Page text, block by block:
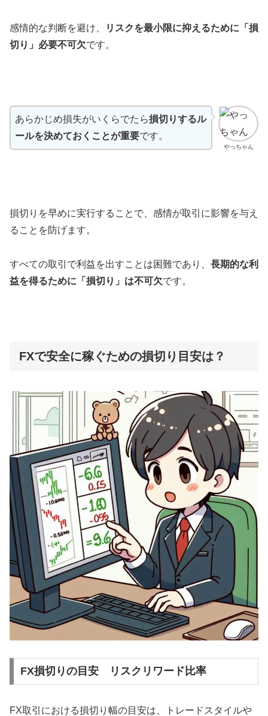
感情的な判断を避け、
リスクを最小限に抑えるために「損
切り」必要不可欠です。
やっちゃん
あらかじめ損失がいくらでたら損切りするル
ールを決めておくことが重要です。
損切りを早めに実行することで、感情が取引に影響を与え
ることを防げます。
すべての取引で利益を出すことは困難であり、 長期的な利
益を得るために「損切り」は不可欠です。
FXで安全に稼ぐための損切り目安は？
FX損切りの目安 リスクリワード比率
FX取引における損切り幅の目安は、トレードスタイルや